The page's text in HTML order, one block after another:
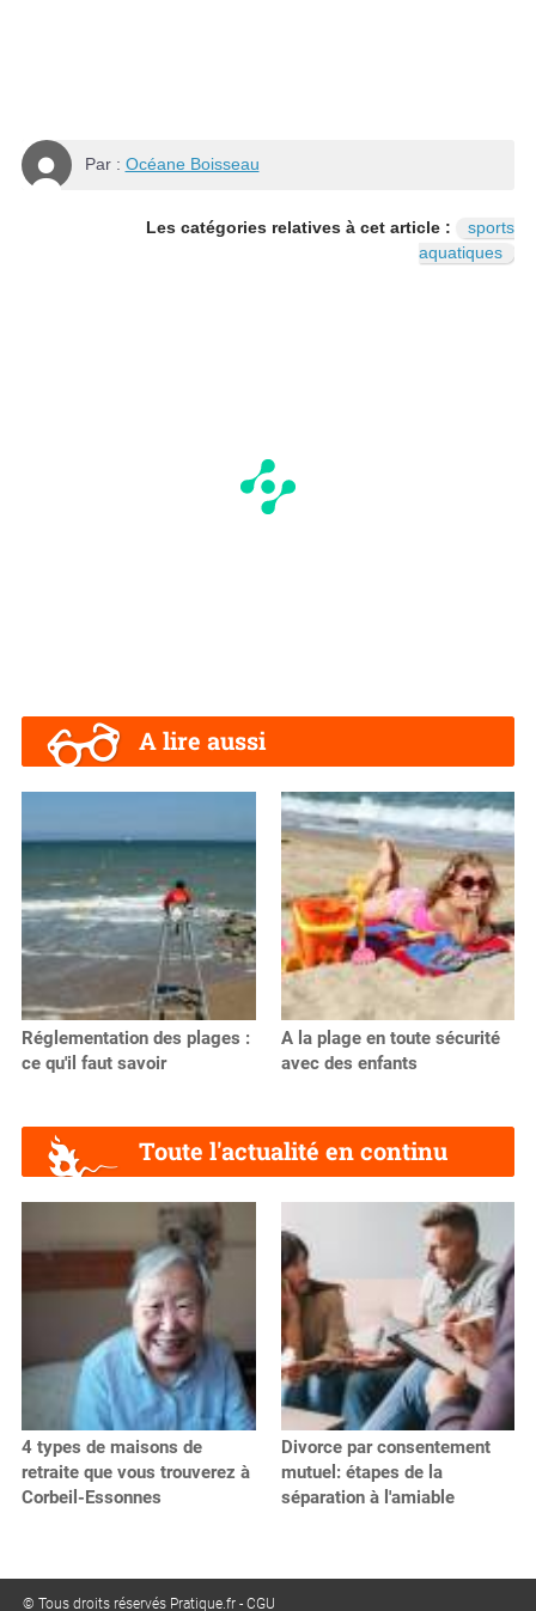
Par : Océane Boisseau
Les catégories relatives à cet article :
sports
aquatiques
A lire aussi
Réglementation des plages :
ce qu'il faut savoir
A la plage en toute sécurité
avec des enfants
Toute l'actualité en continu
4 types de maisons de
retraite que vous trouverez à
Corbeil-Essonnes
Divorce par consentement
mutuel: étapes de la
séparation à l'amiable
© Tous droits réservés Pratique.fr -CGU